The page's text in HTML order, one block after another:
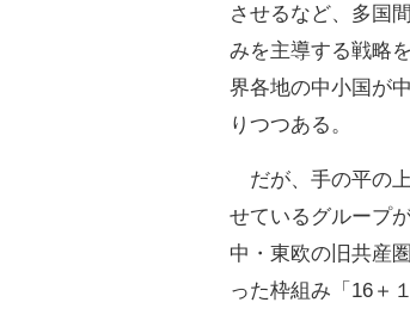
させるなど、多国
みを主導する戦略
界各地の中小国が
りつつある。
だが、手の平の
せているグループ
中・東欧の旧共産
った枠組み「16＋